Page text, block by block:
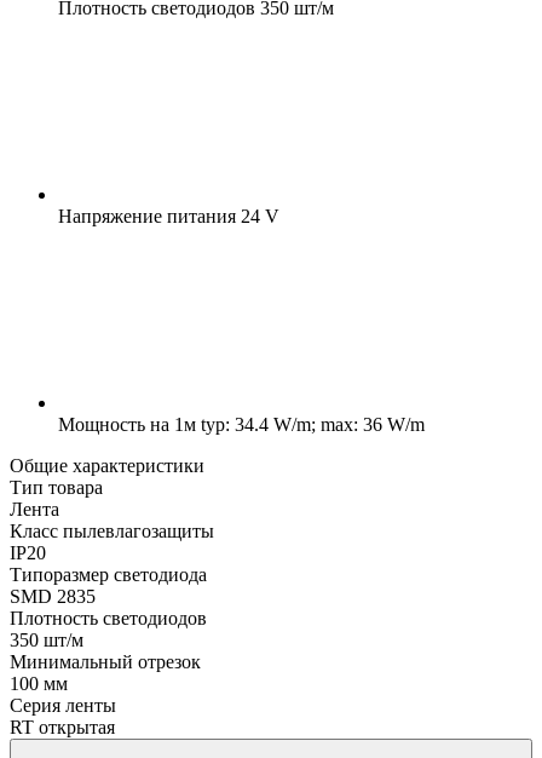
Плотность светодиодов 350 шт/м
Напряжение питания 24 V
Мощность на 1м typ: 34.4 W/m; max: 36 W/m
Общие характеристики
Тип товара
Лента
Класс пылевлагозащиты
IP20
Типоразмер светодиода
SMD 2835
Плотность светодиодов
350 шт/м
Минимальный отрезок
100 мм
Серия ленты
RT открытая